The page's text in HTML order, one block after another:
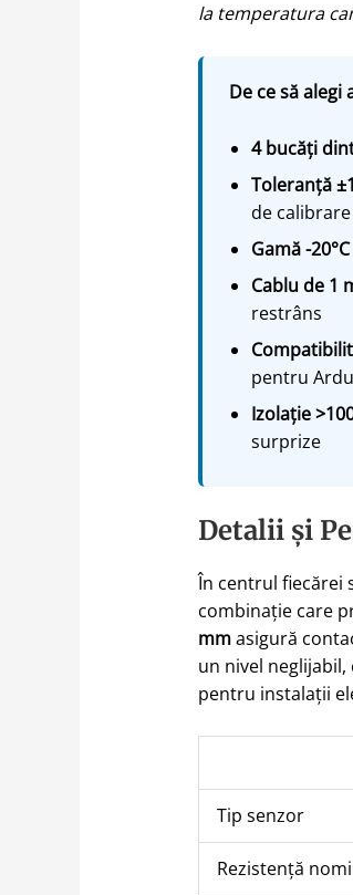
la temperatura
De ce să alegi
4 bucăți
Toleranță
de calibrare
Gamă -
Cablu de 1
restrâns
pentru
Izolație
surprize
Detalii și
În centrul fiecărei
combinație care
mmasigură
un nivel
pentru instalații
Tip senzor
Rezistență